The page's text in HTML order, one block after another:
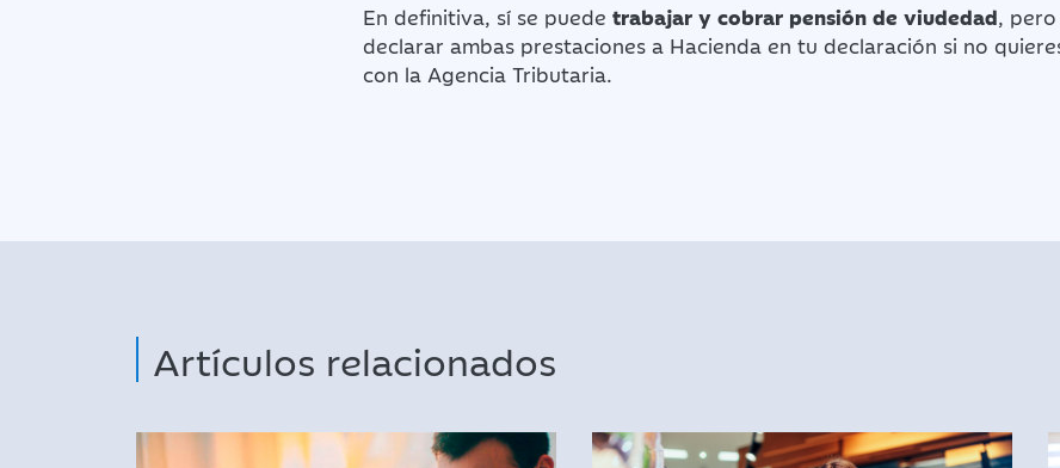
En definitiva, sí se puede trabajar y cobrar pensión de viudedad,
declarar ambas prestaciones a Hacienda en tu declaración si no
con la Agencia Tributaria.
Artículos relacionados